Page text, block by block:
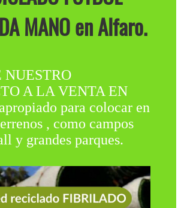
MANO en Alfaro.
NUESTRO
A LA VENTA EN
para colocar en
, como campos
y grandes parques.